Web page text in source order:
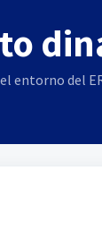
entorno del